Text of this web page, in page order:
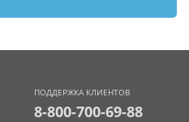
ПОДДЕРЖКА КЛИЕНТОВ
8-800-700-69-88